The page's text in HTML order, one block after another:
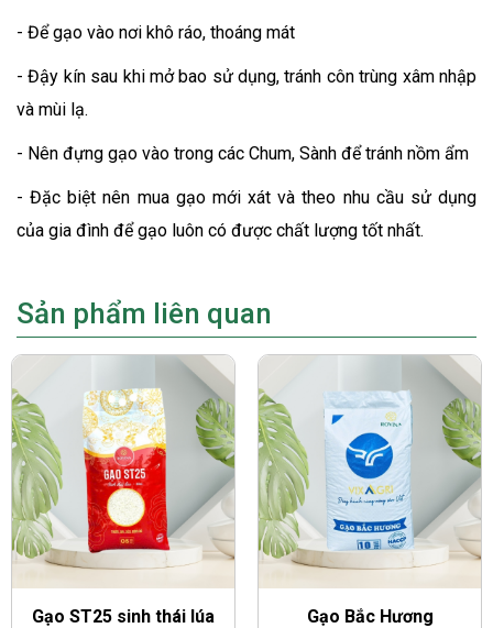
- Để gạo vào nơi khô ráo, thoáng mát
- Đậy kín sau khi mở bao sử dụng, tránh côn trùng xâm nhập
và mùi lạ.
- Nên đựng gạo vào trong các Chum, Sành để tránh nồm ẩm
- Đặc biệt nên mua gạo mới xát và theo nhu cầu sử dụng
của gia đình để gạo luôn có được chất lượng tốt nhất.
Sản phẩm liên quan
Gạo Bắc Hương Gạo Tám Điện Biên